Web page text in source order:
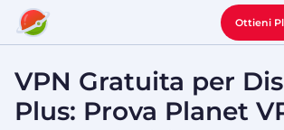
Ottieni
VPN Gratuita per
Plus: Prova Planet